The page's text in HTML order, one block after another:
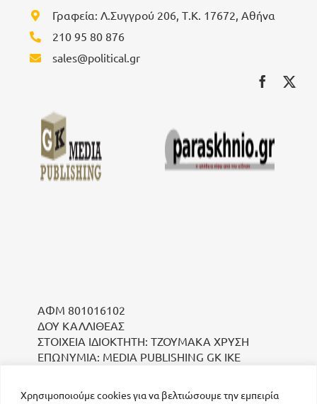
Χρησιμοποιούμε cookies για να βελτιώσουμε την εμπειρία
Γραφεία: Λ.Συγγρού 206, Τ.Κ. 17672, Αθήνα
210 95 80 876
sales@political.gr
ΑΦΜ 801016102
ΔΟΥ ΚΑΛΛΙΘΕΑΣ
ΣΤΟΙΧΕΙΑ ΙΔΙΟΚΤΗΤΗ: ΤΖΟΥΜΑΚΑ ΧΡΥΣΗ
ΕΠΩΝΥΜΙΑ: MEDIA PUBLISHING GK IKE